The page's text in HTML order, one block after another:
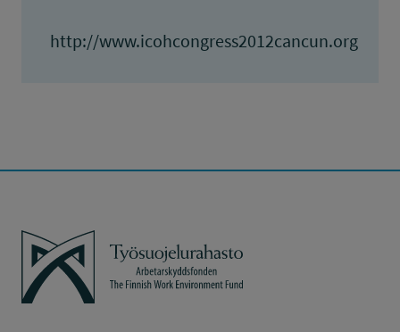
http://www.icohcongress2012cancun.org
Työsuojelurahasto